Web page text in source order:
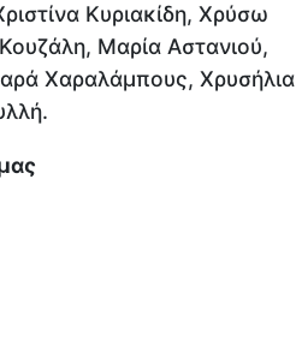
Κυριακίδη, Χρύσω
Μαρία Αστανιού,
Χαραλάμπους, Χρυσήλια